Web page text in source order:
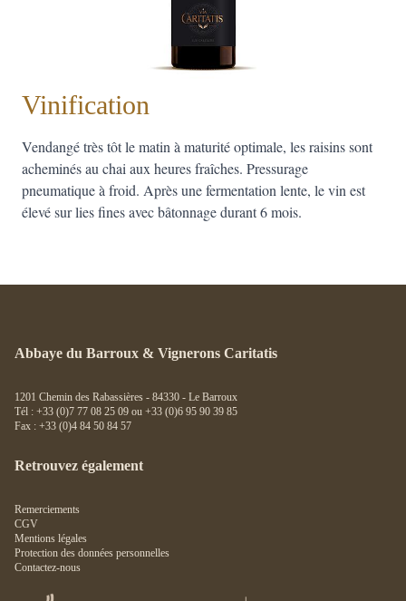
Vinification
Vendangé très tôt le matin à maturité optimale, les raisins sont
acheminés au chai aux heures fraîches. Pressurage
pneumatique à froid. Après une fermentation lente, le vin est
élevé sur lies fines avec bâtonnage durant 6 mois.
Abbaye du Barroux & Vignerons Caritatis
1201 Chemin des Rabassières - 84330 - Le Barroux
Tél : +33 (0)7 77 08 25 09 ou +33 (0)6 95 90 39 85
Fax : +33 (0)4 84 50 84 57
Retrouvez également
Remerciements
CGV
Mentions légales
Protection des données personnelles
Contactez-nous